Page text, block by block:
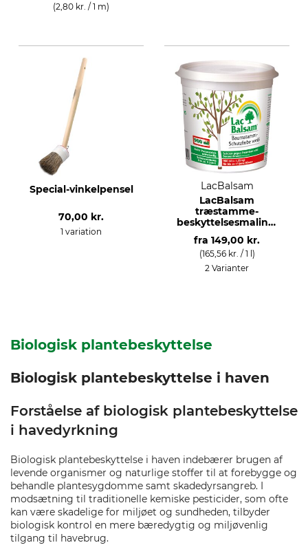
(2,80 kr. / 1 m)
Special-vinkelpensel
70,00 kr.
1 variation
LacBalsam
LacBalsam
træstamme-
beskyttelsesmaling,
fra 149,00 kr.
(165,56 kr. / 1 l)
2 Varianter
Biologisk plantebeskyttelse
Biologisk plantebeskyttelse i haven
Forståelse af biologisk plantebeskyttelse
i havedyrkning
Biologisk plantebeskyttelse i haven indebærer brugen af
levende organismer og naturlige stoffer til at forebygge og
behandle plantesygdomme samt skadedyrsangreb. I
modsætning til traditionelle kemiske pesticider, som ofte
kan være skadelige for miljøet og sundheden, tilbyder
biologisk kontrol en mere bæredygtig og miljøvenlig
tilgang til havebrug.